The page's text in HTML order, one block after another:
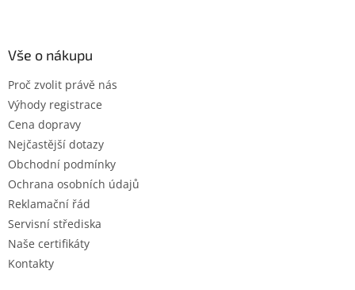
Vše o nákupu
Proč zvolit právě nás
Výhody registrace
Cena dopravy
Nejčastější dotazy
Obchodní podmínky
Ochrana osobních údajů
Reklamační řád
Servisní střediska
Naše certifikáty
Kontakty